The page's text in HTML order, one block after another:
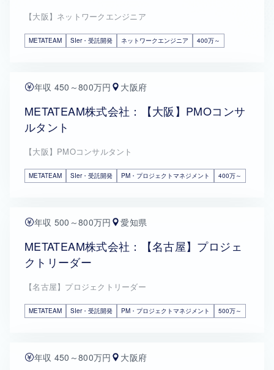
【大阪】ネットワークエンジニア
METATEAM SIer・受託開発 ネットワークエンジニア 400万～
年収 450～800万円 大阪府
METATEAM株式会社：【大阪】PMOコンサ
ルタント
【大阪】PMOコンサルタント
METATEAM SIer・受託開発 PM・プロジェクトマネジメント 400万～
年収 500～800万円 愛知県
METATEAM株式会社：【名古屋】プロジェ
クトリーダー
【名古屋】プロジェクトリーダー
METATEAM SIer・受託開発 PM・プロジェクトマネジメント 500万～
年収 450～800万円 大阪府